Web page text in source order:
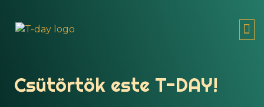
Csütörtök este T-DAY!